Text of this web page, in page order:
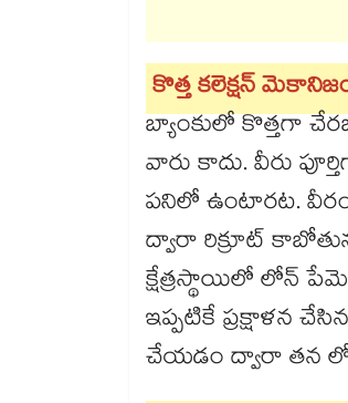
కొత్త కలెక్షన్
బ్యాంకులో కొత్తగా
వారు కాదు. వీరు
పనిలో ఉంటారట.
ద్వారా రిక్రూట్
క్షేత్రస్థాయిలో లోన్
ఇప్పటికే ప్రక్షాళన
చేయడం ద్వారా తన